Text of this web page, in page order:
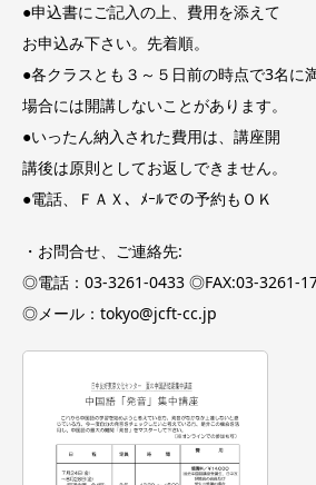
●申込書にご記入の上、費用を添えて
お申込み下さい。先着順。
●各クラスとも３～５日前の時点で3名に
場合には開講しないことがあります。
●いったん納入された費用は、講座開
講後は原則としてお返しできません。
●電話、ＦＡＸ、ﾒｰﾙでの予約もＯＫ
・お問合せ、ご連絡先:
◎電話：03-3261-0433 ◎FAX:03-3261-
◎メール：tokyo@jcft-cc.jp